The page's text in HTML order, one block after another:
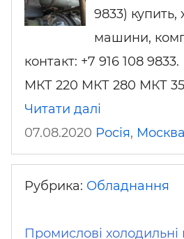
9833) купить,
машини,
контакт: +7 916 108
МКТ 220 МКТ 280 МКТ
Читати далі
07.08.2020 Росія, Москва
Рубрика: Обладнання
Промислові